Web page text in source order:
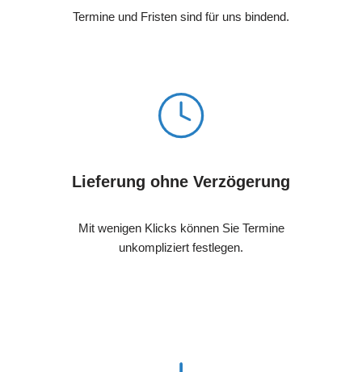
Termine und Fristen sind für uns bindend.
Lieferung ohne Verzögerung
Mit wenigen Klicks können Sie Termine
unkompliziert festlegen.